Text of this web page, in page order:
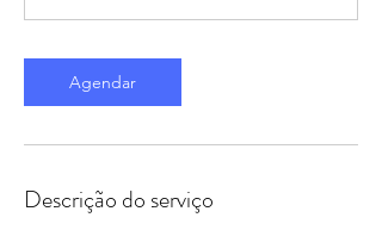
Agendar
Descrição do serviço